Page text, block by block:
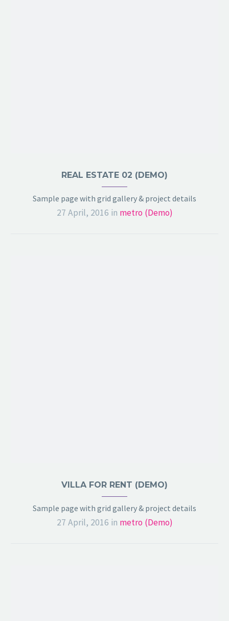
REAL ESTATE 02 (DEMO)
Sample page with grid gallery & project details
27 April, 2016 in metro (Demo)
VILLA FOR RENT (DEMO)
Sample page with grid gallery & project details
27 April, 2016 in metro (Demo)